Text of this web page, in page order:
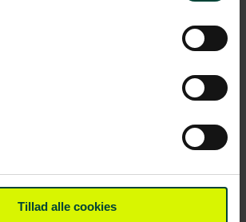
Tillad alle cookies
Dreamland og Suluban føles mere rå
til jer, der gerne vil lidt væk fra